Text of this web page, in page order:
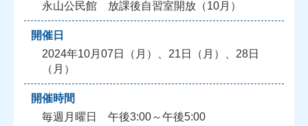
永山公民館 放課後自習室開放（10月）
開催日
2024年10月07日（月）、21日（月）、28日
（月）
開催時間
毎週月曜日 午後3:00～午後5:00